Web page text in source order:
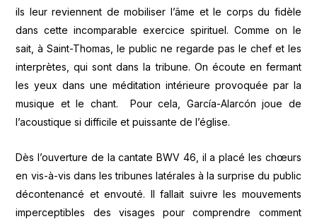
ils leur reviennent de mobiliser l’âme et le corps du fidèle
dans cette incomparable exercice spirituel. Comme on le
sait, à Saint-Thomas, le public ne regarde pas le chef et les
interprètes, qui sont dans la tribune. On écoute en fermant
les yeux dans une méditation intérieure provoquée par la
musique et le chant. Pour cela, García-Alarcón joue de
l’acoustique si difficile et puissante de l’église.
Dès l’ouverture de la cantate BWV 46, il a placé les chœurs
en vis-à-vis dans les tribunes latérales à la surprise du public
décontenancé et envouté. Il fallait suivre les mouvements
imperceptibles des visages pour comprendre comment